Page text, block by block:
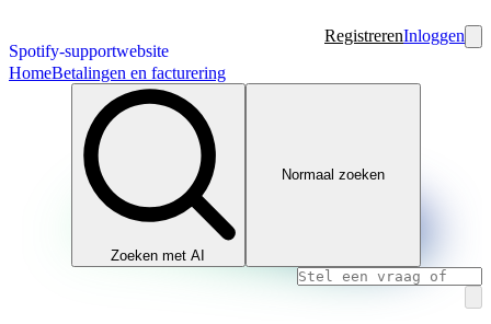
Spotify-supportwebsite
RegistrerenInloggen
HomeBetalingen en facturering
Zoeken met AI
Normaal zoeken